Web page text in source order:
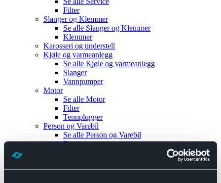
Filter
Slanger og Klemmer
Se alle Slanger og Klemmer
Klemmer
Karosseri og understell
Kjøle og varmeanlegg
Se alle Kjøle og varmeanlegg
Slanger
Vannpumper
Motor
Se alle Motor
Filter
Tennplugger
Person og Varebil
Se alle Person og Varebil
Brems
Motor og drivverk